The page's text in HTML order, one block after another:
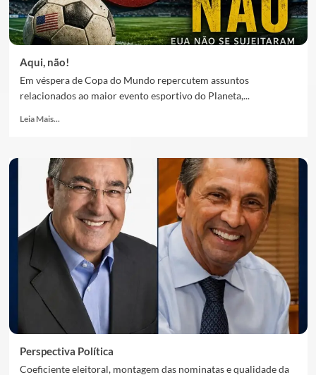
Aqui, não!
Em véspera de Copa do Mundo repercutem assuntos
relacionados ao maior evento esportivo do Planeta,...
Leia Mais...
Perspectiva Política
Coeficiente eleitoral, montagem das nominatas e qualidade da